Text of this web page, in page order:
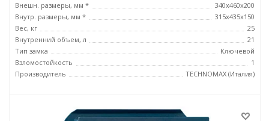
Внешн. размеры, мм *
340x460x200
Внутр. размеры, мм *
315х435х150
Вес, кг
25
Внутренний объем, л
21
Тип замка
Ключевой
Взломостойкость
1
Производитель
TECHNOMAX (Италия)